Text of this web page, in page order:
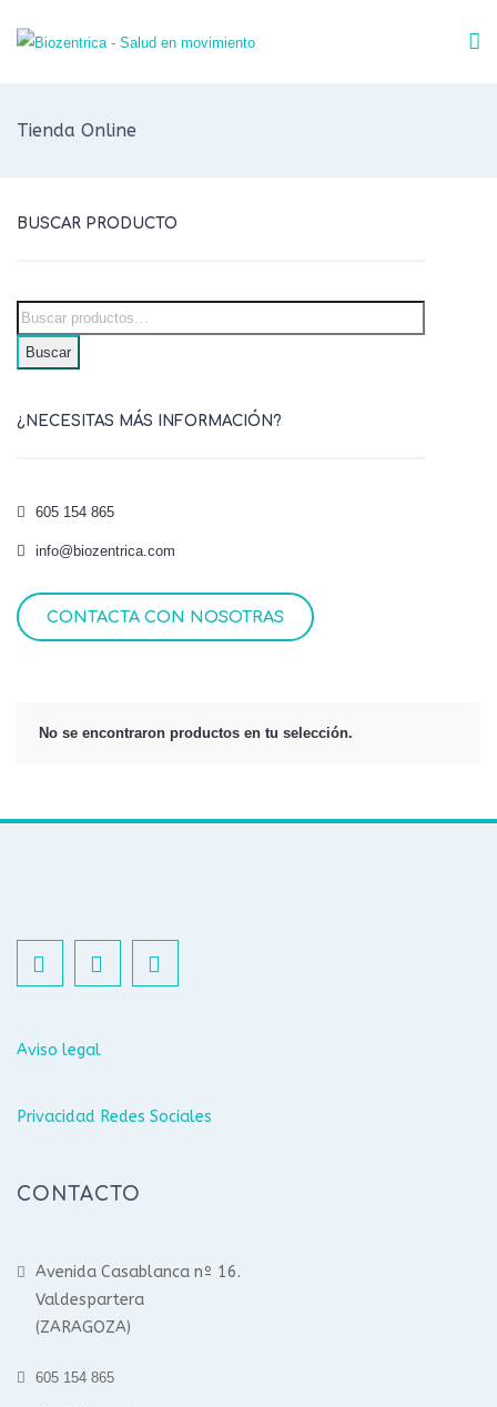
Tienda Online
BUSCAR PRODUCTO
Buscar
¿NECESITAS MÁS INFORMACIÓN?
605 154 865
info@biozentrica.com
CONTACTA CON NOSOTRAS
No se encontraron productos en tu selección.
Aviso legal
Privacidad Redes Sociales
CONTACTO
Avenida Casablanca nº 16.
Valdespartera
(ZARAGOZA)
605 154 865